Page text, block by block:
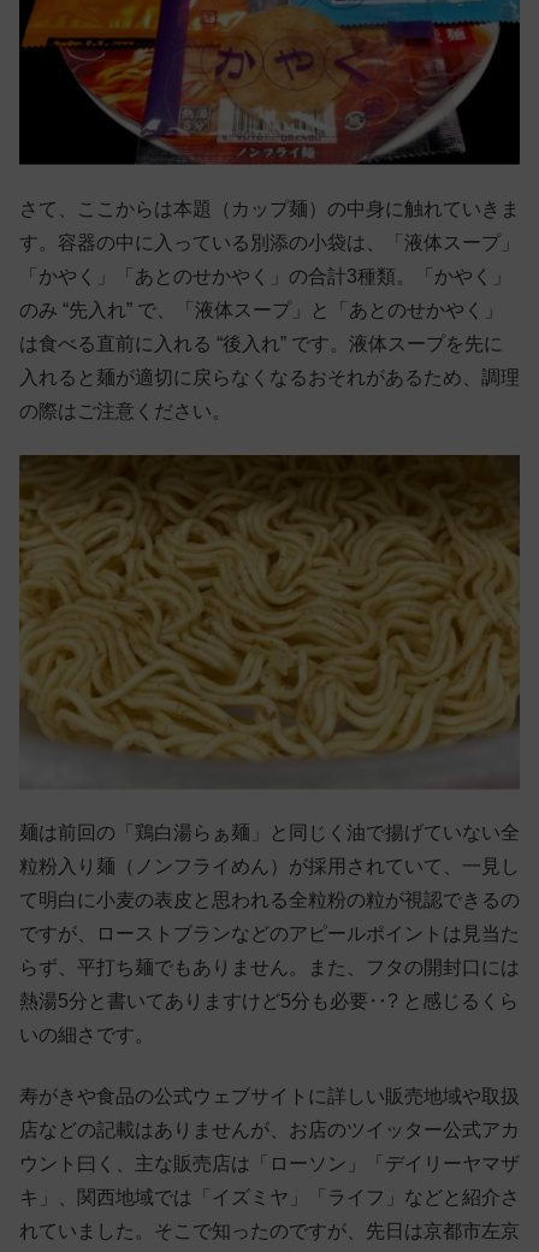
さて、ここからは本題（カップ麺）の中身に触れていきま
す。容器の中に入っている別添の小袋は、「液体スープ」
「かやく」「あとのせかやく」の合計3種類。「かやく」
のみ “先入れ” で、「液体スープ」と「あとのせかやく」
は食べる直前に入れる “後入れ” です。液体スープを先に
入れると麺が適切に戻らなくなるおそれがあるため、調理
の際はご注意ください。
麺は前回の「鶏白湯らぁ麺」と同じく油で揚げていない全
粒粉入り麺（ノンフライめん）が採用されていて、一見し
て明白に小麦の表皮と思われる全粒粉の粒が視認できるの
ですが、ローストブランなどのアピールポイントは見当た
らず、平打ち麺でもありません。また、フタの開封口には
熱湯5分と書いてありますけど5分も必要‥? と感じるくら
いの細さです。
寿がきや食品の公式ウェブサイトに詳しい販売地域や取扱
店などの記載はありませんが、お店のツイッター公式アカ
ウント曰く、主な販売店は「ローソン」「デイリーヤマザ
キ」、関西地域では「イズミヤ」「ライフ」などと紹介さ
れていました。そこで知ったのですが、先日は京都市左京